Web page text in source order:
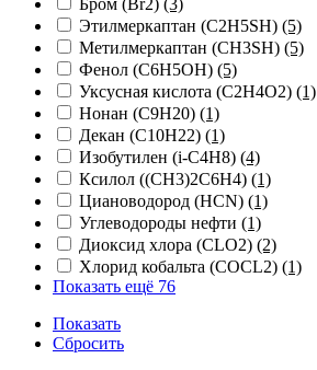
Бром (Br2) (3)
Этилмеркаптан (C2H5SH) (5)
Метилмеркаптан (CH3SH) (5)
Фенол (C6H5OH) (5)
Уксусная кислота (C2H4O2) (1)
Нонан (C9H20) (1)
Декан (C10H22) (1)
Изобутилен (i-С4Н8) (4)
Ксилол ((СН3)2С6Н4) (1)
Циановодород (HCN) (1)
Углеводороды нефти (1)
Диоксид хлора (CLO2) (2)
Хлорид кобальта (COCL2) (1)
Показать ещё 76
Показать
Сбросить